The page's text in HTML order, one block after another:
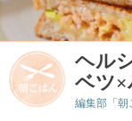
ヘル
ベツ×
編集部「朝